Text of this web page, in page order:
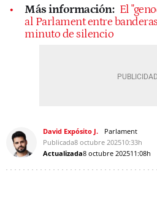
Más información: El
al Parlament entre
minuto de silencio
David Expósito J.
Parlament
Publicada8 octubre 202510:33h
Actualizada8 octubre 202511:08h